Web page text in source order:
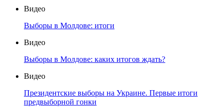
Видео
Выборы в Молдове: итоги
Видео
Выборы в Молдове: каких итогов ждать?
Видео
Президентские выборы на Украине. Первые итоги
предвыборной гонки